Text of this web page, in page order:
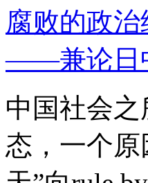
腐败的政治
——兼论日
中国社会
态，一个原